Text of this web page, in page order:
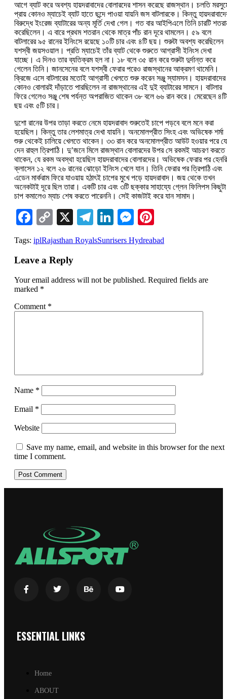
আগে ব্যাট করে অবশ্য হায়দরাবাদের বোলারদের শাসন করেছে রাজস্থান। চলতি
প্রায় কোনও ম্যাচেই ব্যাট হাতে ছন্দে পাওয়া যায়নি জস বাটলারকে। কিন্তু
বিরুদ্ধে ইংরেজ ব্যাটারের অন্য মূর্তি দেখা গেল। গত বার আইপিএলে তিনি চারটি
করেছিলেন। এ বারে প্রথম শতরান থেকে মাত্র পাঁচ রান দূরে থামলেন। ৫৯ বলে
বাটলারের ৯৫ রানের ইনিংসে রয়েছে ১০টি চার এবং ৪টি ছয়। শুরুটা অবশ্য করেছিলেন
যশস্বী জয়সওয়াল। প্রতি ম্যাচেই তাঁর ব্যাট থেকে শুরুতে আগ্রাসী ইনিংস দেখা
যাচ্ছে। এ দিনও তার ব্যতিক্রম হল না। ১৮ বলে ৩৫ রান করে শুরুটা দুর্দান্ত করে
গেলেন তিনি। জানসেনের বলে যশস্বী ফেরার পরেও রাজস্থানের আক্রমণ থামেনি।
ক্রিজে এসে বাটলারের মতোই আগ্রাসী খেলতে শুরু করেন সঞ্জু স্যামসন। হায়দরাবাদের
কোনও বোলারই দাঁড়াতে পারছিলেন না রাজস্থানের এই দুই ব্যাটারের সামনে। বাটলার
ফিরে গেলেও সঞ্জু শেষ পর্যন্ত অপরাজিত থাকেন ৩৮ বলে ৬৬ রান করে। মেরেছেন ৪টি
ছয় এবং ৫টি চার।
দুশো রানের উপর তাড়া করতে নেমে হায়দরাবাদ শুরুতেই চাপে পড়বে বলে মনে করা
হয়েছিল। কিন্তু তার লেশমাত্র দেখা যায়নি। অনমোলপ্রীত সিংহ এবং অভিষেক শর্মা
শুরু থেকেই চালিয়ে খেলতে থাকেন। ৩৩ রান করে অনমোলপ্রীত আউট হওয়ার পরে
দেন রাহুল ত্রিপাঠি। দু’জনে মিলে রাজস্থান বোলারদের উপর সে রকমই আচরণ করতে
থাকেন, যে রকম অবস্থা হয়েছিল হায়দরাবাদের বোলারদের। অভিষেক ফেরার পর
ক্লাসেন ১২ বলে ২৬ রানের ঝোড়ো ইনিংস খেলে যান। তিনি ফেরার পর ত্রিপাঠি এবং
এডেন মার্করাম ফিরে যাওয়ায় হঠাৎই চাপের মুখে পড়ে হায়দরাবাদ। জয় থেকে তখন
অনেকটাই দূরে ছিল তারা। একটি চার এবং ৩টি ছক্কার সাহায্যে গ্লেন ফিলিপস কিছুটা
চাপ কমালেও ম্যাচ শেষ করতে পারেননি। সেই কাজটাই করে যান সামাদ।
Facebook
Copy
Link
X Telegram
LinkedIn
Messenger
Tags: iplRajasthan RoyalsSunrisers Hydreabad
Leave a Reply
Your email address will not be published. Required fields are
marked *
Comment *
Name *
Email *
Website
Save my name, email, and website in this browser for the next
time I comment.
ESSENTIAL LINKS
Home
ABOUT